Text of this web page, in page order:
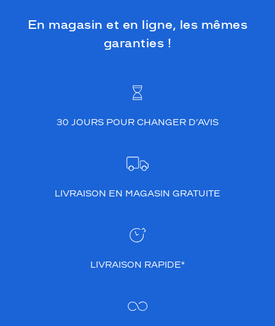
En magasin et en ligne, les mêmes
garanties !
30 JOURS POUR CHANGER D’AVIS
LIVRAISON EN MAGASIN GRATUITE
LIVRAISON RAPIDE*